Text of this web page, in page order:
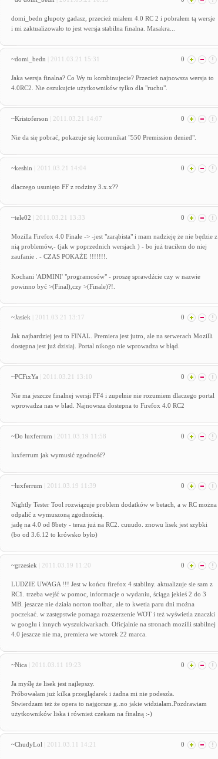
domi_bedn głupoty gadasz, przecież miałem 4.0 RC 2 i pobrałem tą wersje
i mi zaktualizowało to jest wersja stabilna finalna. Masakra...
~domi_bedn | 2011.03.21 15:31 0
Jaka wersja finalna? Co Wy tu kombinujecie? Przecież najnowsza wersja to
4.0RC2. Nie oszukujcie użytkowników tylko dla "ruchu".
~Kristoferson | 2011.03.21 14:07 0
Nie da się pobrać, pokazuje się komunikat "550 Premission denied".
~keshin | 2011.03.21 14:04 0
dlaczego usunięto FF z rodziny 3.x.x??
~tele02 | 2011.03.21 13:33 0
Mozilla Firefox 4.0 Finale -> -jest "zarąbista" i mam nadzieję że nie będzie z
nią problemów,- (jak w poprzednich wersjach ) - bo już traciłem do niej
zaufanie . - CZAS POKAŻE !!!!!!!.
Kochani 'ADMINI' "programosów" - proszę sprawdźcie czy w nazwie
powinno być >(Final),czy >(Finale)?!.
~Jasiek | 2011.03.21 13:17 0
Jak najbardziej jest to FINAL. Premiera jest jutro, ale na serwerach Mozilli
dostępna jest już dzisiaj. Portal nikogo nie wprowadza w błąd.
~PCFixYa | 2011.03.21 13:10 0
Nie ma jeszcze finalnej wersji FF4 i zupelnie nie rozumiem dlaczego portal
wprowadza nas w blad. Najnowsza dostepna to Firefox 4.0 RC2
~Do luxferrum | 2011.03.19 11:58 0
luxferrum jak wymusić zgodność?
~luxferrum | 2011.03.19 11:39 0
Nightly Tester Tool rozwiązuje problem dodatków w betach, a w RC można
odpalić z wymuszoną zgodnością.
jadę na 4.0 od 8bety - teraz już na RC2. cuuudo. znowu lisek jest szybki
(bo od 3.6.12 to krówsko było)
~grzesiek | 2011.03.19 11:20 0
LUDZIE UWAGA !!! Jest w końcu firefox 4 stabilny. aktualizuje sie sam z
RC1. trzeba wejść w pomoc, informacje o wydaniu, ściąga jekieś 2 do 3
MB. jeszcze nie działa norton toolbar, ale to kwetia paru dni można
poczekać. w zastępstwie pomaga rozszerzenie WOT i też wyświetla znaczki
w googlu i innych wyszukiwarkach. Oficjalnie na stronach mozilli stabilnej
4.0 jeszcze nie ma, premiera we wtorek 22 marca.
~Nica | 2011.03.11 19:23 0
Ja myślę że lisek jest najlepszy.
Próbowałam już kilka przeglądarek i żadna mi nie podeszła.
Stwierdzam też że opera to najgorsze g..no jakie widziałam.Pozdrawiam
użytkowników liska i również czekam na finalną :-)
~ChudyLol | 2011.03.11 14:21 0